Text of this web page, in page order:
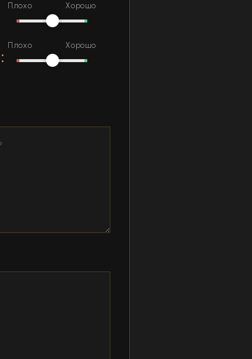
Плохо Хорошо
:
Плохо Хорошо